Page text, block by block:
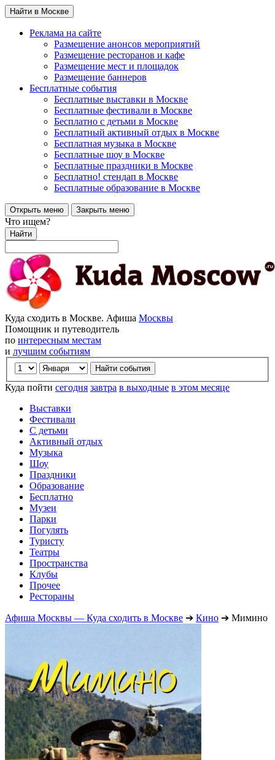
Найти в Москве
Реклама на сайте
Размещение анонсов мероприятий
Размещение ресторанов и кафе
Размещение мест и площадок
Размещение баннеров
Бесплатные события
Бесплатные выставки в Москве
Бесплатные фестивали в Москве
Бесплатно с детьми в Москве
Бесплатный активный отдых в Москве
Бесплатная музыка в Москве
Бесплатные шоу в Москве
Бесплатные праздники в Москве
Бесплатно! стендап в Москве
Бесплатные образование в Москве
Открыть меню Закрыть меню
Что ищем?
Найти
Куда сходить в Москве. Афиша Москвы
Помощник и путеводитель
по интересным местам
и лучшим событиям
Куда пойти сегодня завтра в выходные в этом месяце
Выставки
Фестивали
С детьми
Активный отдых
Музыка
Шоу
Праздники
Образование
Бесплатно
Музеи
Парки
Погулять
Туристу
Театры
Пространства
Клубы
Прочее
Рестораны
Афиша Москвы — Куда сходить в Москве ➔ Кино ➔ Мимино